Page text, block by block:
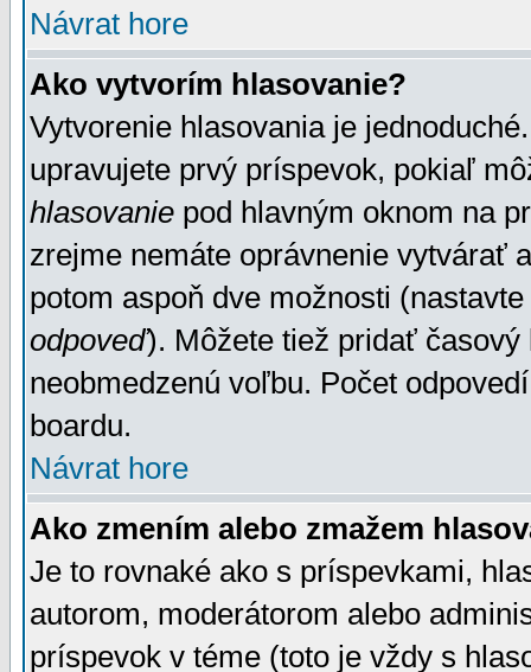
Návrat hore
Ako vytvorím hlasovanie?
Vytvorenie hlasovania je
upravujete prvý príspevok, pokiaľ
hlasovanie pod hlavným oknom na
zrejme nemáte oprávnenie vytvárať
potom aspoň dve možnosti
odpoveď). Môžete tiež pridať
neobmedzenú voľbu. Počet
boardu.
Návrat hore
Ako zmením alebo zmažem
Je to rovnaké ako s príspevkami,
autorom, moderátorom alebo
príspevok v téme (toto je vždy s